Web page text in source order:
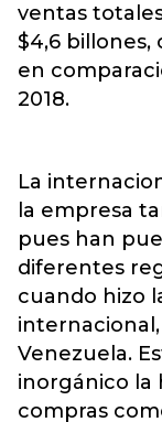
ventas
$4,6 billones,
en
2018.
La
la empresa
pues han
diferentes
cuando hizo
Venezuela.
inorgánico la
compras